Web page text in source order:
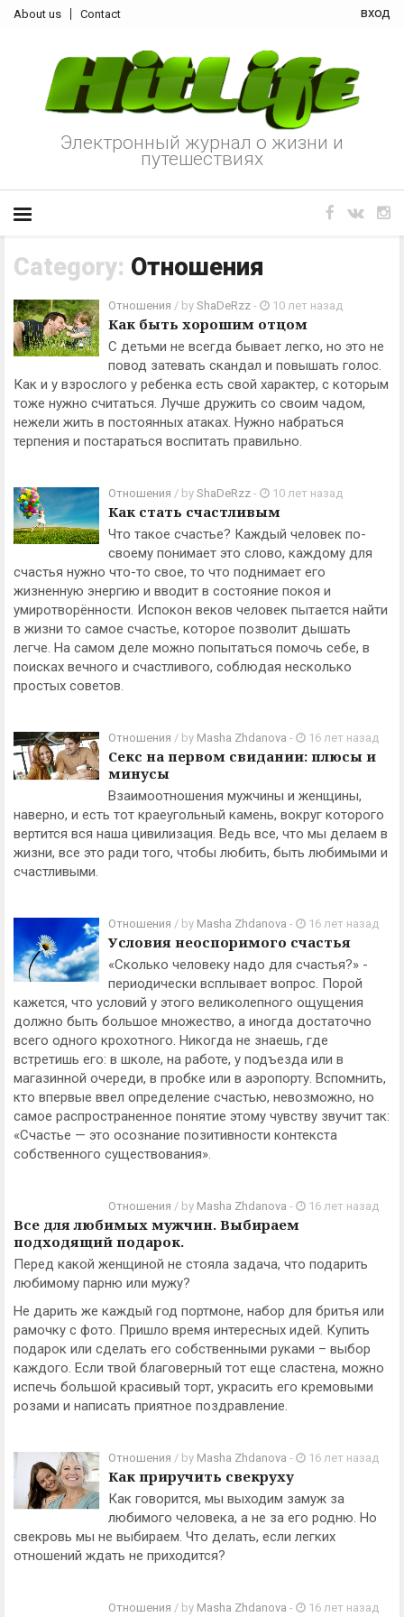
About us Contact вход
Электронный журнал о жизни и
путешествиях
Category: Отношения
Отношения / by ShaDeRzz - 10 лет назад
Как быть хорошим отцом
С детьми не всегда бывает легко, но это не
повод затевать скандал и повышать голос.
Как и у взрослого у ребенка есть свой характер, с которым
тоже нужно считаться. Лучше дружить со своим чадом,
нежели жить в постоянных атаках. Нужно набраться
терпения и постараться воспитать правильно.
Отношения / by ShaDeRzz - 10 лет назад
Как стать счастливым
Что такое счастье? Каждый человек по-
своему понимает это слово, каждому для
счастья нужно что-то свое, то что поднимает его
жизненную энергию и вводит в состояние покоя и
умиротворённости. Испокон веков человек пытается найти
в жизни то самое счастье, которое позволит дышать
легче. На самом деле можно попытаться помочь себе, в
поисках вечного и счастливого, соблюдая несколько
простых советов.
Отношения / by Masha Zhdanova - 16 лет назад
Секс на первом свидании: плюсы и
минусы
Взаимоотношения мужчины и женщины,
наверно, и есть тот краеугольный камень, вокруг которого
вертится вся наша цивилизация. Ведь все, что мы делаем в
жизни, все это ради того, чтобы любить, быть любимыми и
счастливыми.
Отношения / by Masha Zhdanova - 16 лет назад
Условия неоспоримого счастья
«Сколько человеку надо для счастья?» -
периодически всплывает вопрос. Порой
кажется, что условий у этого великолепного ощущения
должно быть большое множество, а иногда достаточно
всего одного крохотного. Никогда не знаешь, где
встретишь его: в школе, на работе, у подъезда или в
магазинной очереди, в пробке или в аэропорту. Вспомнить,
кто впервые ввел определение счастью, невозможно, но
самое распространенное понятие этому чувству звучит так:
«Счастье — это осознание позитивности контекста
собственного существования».
Отношения / by Masha Zhdanova - 16 лет назад
Все для любимых мужчин. Выбираем
подходящий подарок.
Перед какой женщиной не стояла задача, что подарить
любимому парню или мужу?
Не дарить же каждый год портмоне, набор для бритья или
рамочку с фото. Пришло время интересных идей. Купить
подарок или сделать его собственными руками – выбор
каждого. Если твой благоверный тот еще сластена, можно
испечь большой красивый торт, украсить его кремовыми
розами и написать приятное поздравление.
Отношения / by Masha Zhdanova - 16 лет назад
Как приручить свекруху
Как говорится, мы выходим замуж за
любимого человека, а не за его родню. Но
свекровь мы не выбираем. Что делать, если легких
отношений ждать не приходится?
Отношения / by Masha Zhdanova - 16 лет назад